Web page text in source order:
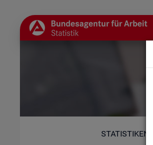
STATISTIKEN